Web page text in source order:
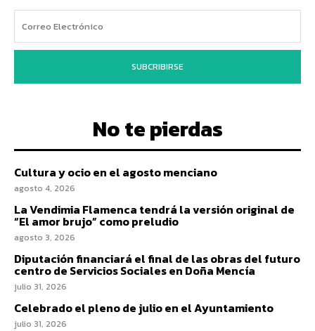
SUBCRIBIRSE
No te pierdas
Cultura y ocio en el agosto menciano
agosto 4, 2026
La Vendimia Flamenca tendrá la versión original de
“El amor brujo” como preludio
agosto 3, 2026
Diputación financiará el final de las obras del futuro
centro de Servicios Sociales en Doña Mencía
julio 31, 2026
Celebrado el pleno de julio en el Ayuntamiento
julio 31, 2026